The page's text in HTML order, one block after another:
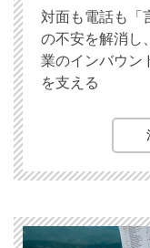
対面も電話も「
の不安を解消し
業のインバウン
を支える